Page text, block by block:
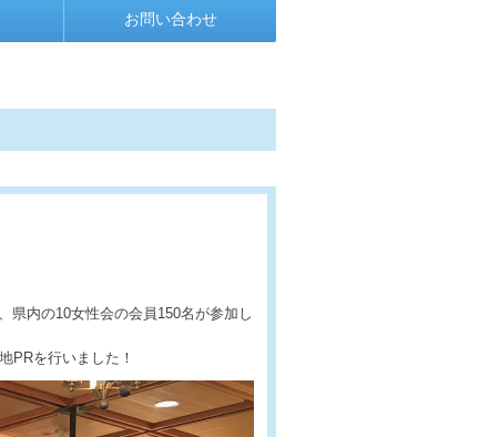
お問い合わせ
県内の10女性会の会員150名が参加し
PRを行いました！